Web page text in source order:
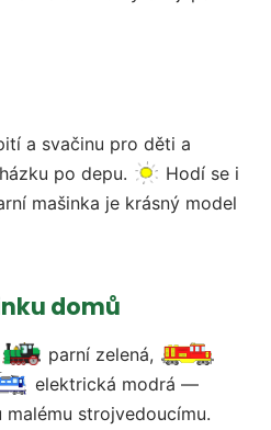
a svačinu pro děti a
po depu.
Hodí se i
mašinka je krásný model
domů
parní zelená,
elektrická modrá —
strojvedoucímu.